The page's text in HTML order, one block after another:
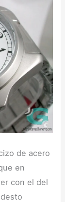
de acero
en
con el del